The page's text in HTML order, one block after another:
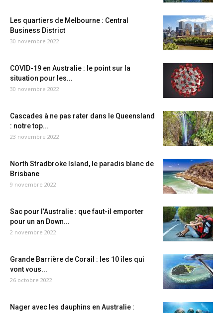
Les quartiers de Melbourne : Central
Business District
30 novembre 2022
COVID-19 en Australie : le point sur la
situation pour les...
30 novembre 2022
Cascades à ne pas rater dans le Queensland
: notre top...
23 novembre 2022
North Stradbroke Island, le paradis blanc de
Brisbane
9 novembre 2022
Sac pour l’Australie : que faut-il emporter
pour un an Down...
2 novembre 2022
Grande Barrière de Corail : les 10 îles qui
vont vous...
26 octobre 2022
Nager avec les dauphins en Australie :